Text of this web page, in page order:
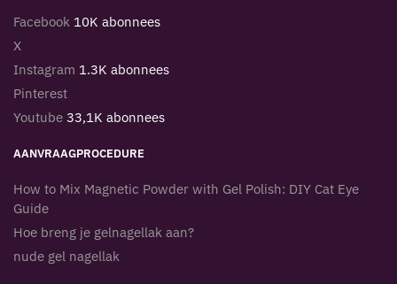
Facebook 10K abonnees
X
Instagram 1.3K abonnees
Pinterest
Youtube 33,1K abonnees
AANVRAAGPROCEDURE
How to Mix Magnetic Powder with Gel Polish: DIY Cat Eye
Guide
Hoe breng je gelnagellak aan?
nude gel nagellak